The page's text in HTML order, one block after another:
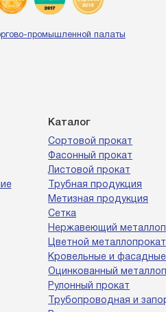
Каталог
Сортовой прокат
Фасонный прокат
Листовой прокат
Трубная продукция
Метизная продукция
Сетка
Нержавеющий
Цветной металлопрокат
Кровельные и
Оцинкованный
Рулонный прокат
Трубопроводная и
промышленной палаты